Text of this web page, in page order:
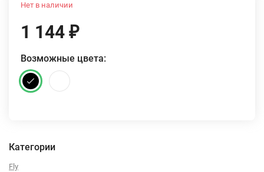
Нет в наличии
1 144 ₽
Возможные цвета:
Категории
Fly